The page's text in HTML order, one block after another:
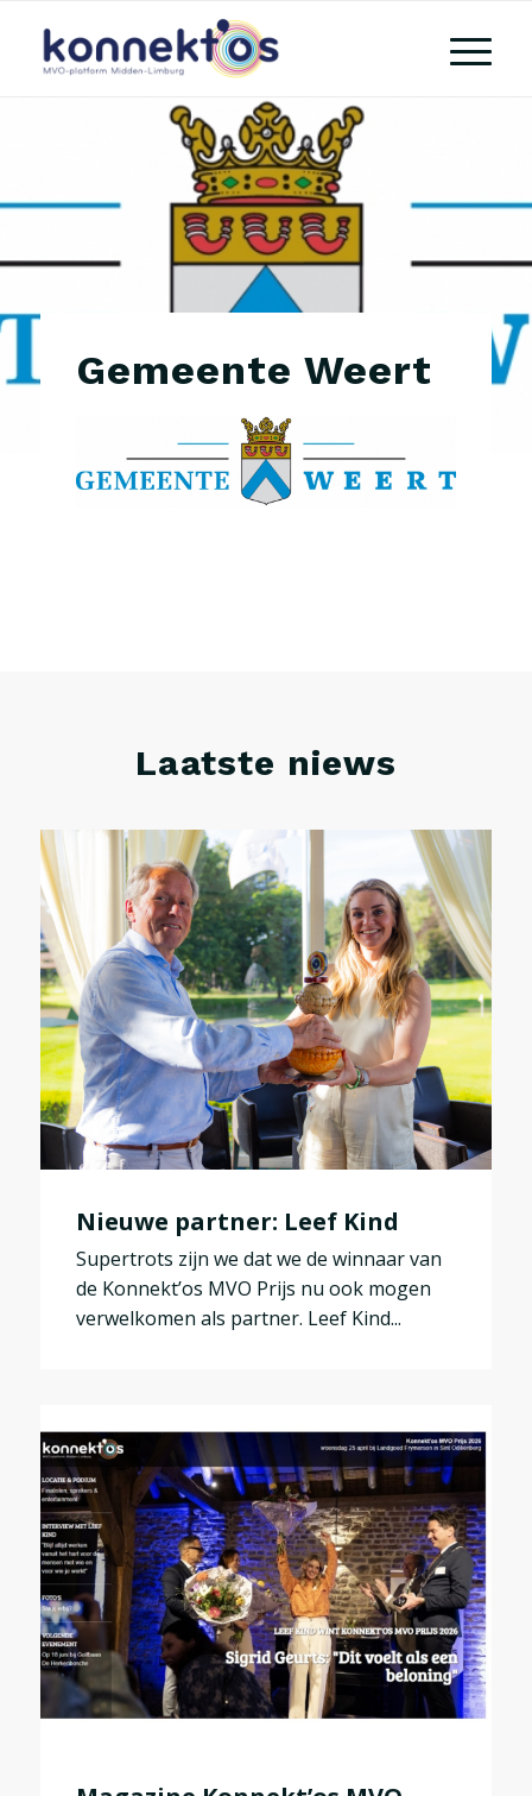
Gemeente Weert
Laatste niews
Nieuwe partner: Leef Kind
Supertrots zijn we dat we de winnaar van
de Konnekt’os MVO Prijs nu ook mogen
verwelkomen als partner. Leef Kind...